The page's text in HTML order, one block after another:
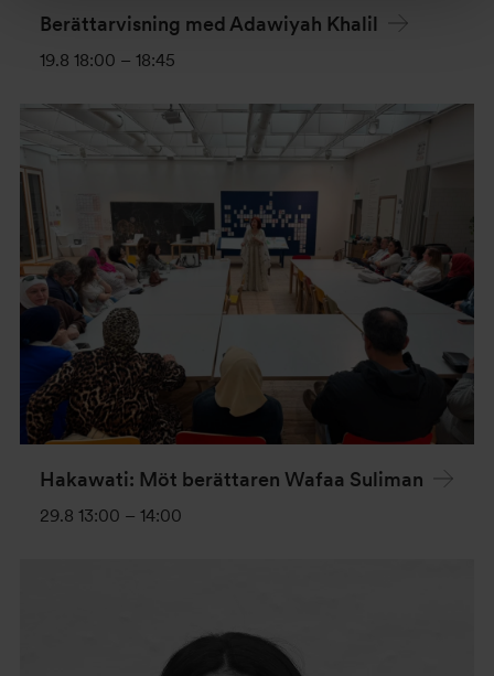
Berättarvisning med Adawiyah Khalil
19.8 18:00 – 18:45
Hakawati: Möt berättaren Wafaa Suliman
29.8 13:00 – 14:00